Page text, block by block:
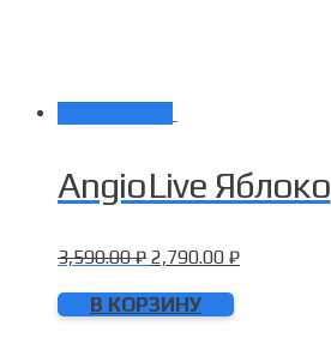
AngioLive Яблоко
3,590.00₽ 2,790.00 ₽
В КОРЗИНУ